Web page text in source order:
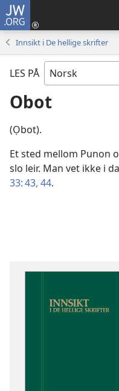
JW.ORG
Innsikt i De hellige skrifter
LES PÅ
Obot
(Ọbot).
Et sted mellom Punon
slo leir. Man vet ikke i
33: 43, 44.